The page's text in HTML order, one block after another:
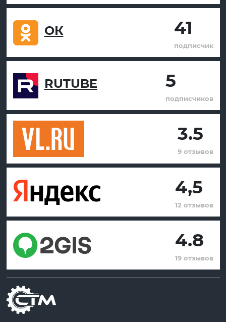
ОК 41
подписчик
RUTUBE 5
подписчиков
3.5
9 отзывов
4,5
12 отзывов
4.8
19 отзывов